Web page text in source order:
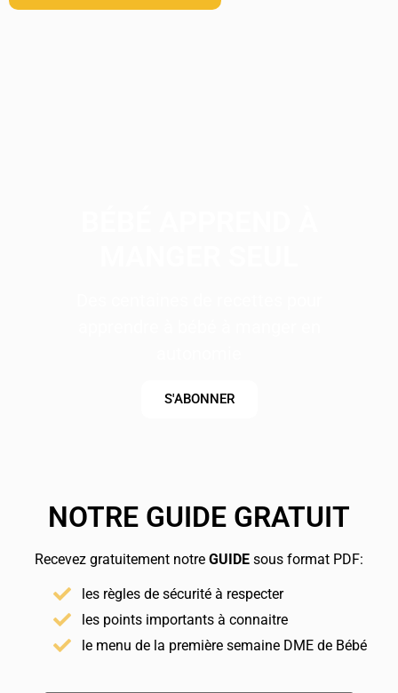
S'ABONNER
NOTRE GUIDE GRATUIT
Recevez gratuitement notre GUIDE sous format PDF:
les règles de sécurité à respecter
les points importants à connaitre
le menu de la première semaine DME de Bébé